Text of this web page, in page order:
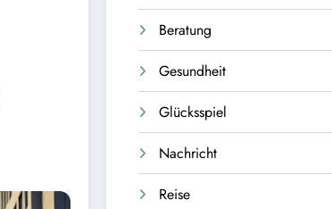
Beratung
Gesundheit
Glücksspiel
Nachricht
Reise